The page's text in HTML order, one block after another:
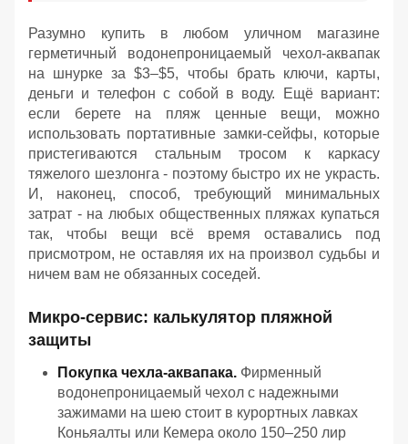
Разумно купить в любом уличном магазине
герметичный водонепроницаемый чехол-аквапак
на шнурке за $3–$5, чтобы брать ключи, карты,
деньги и телефон с собой в воду. Ещё вариант:
если берете на пляж ценные вещи, можно
использовать портативные замки-сейфы, которые
пристегиваются стальным тросом к каркасу
тяжелого шезлонга - поэтому быстро их не украсть.
И, наконец, способ, требующий минимальных
затрат - на любых общественных пляжах купаться
так, чтобы вещи всё время оставались под
присмотром, не оставляя их на произвол судьбы и
ничем вам не обязанных соседей.
Микро-сервис: калькулятор пляжной
защиты
Покупка чехла-аквапака. Фирменный
водонепроницаемый чехол с надежными
зажимами на шею стоит в курортных лавках
Коньяалты или Кемера около 150–250 лир